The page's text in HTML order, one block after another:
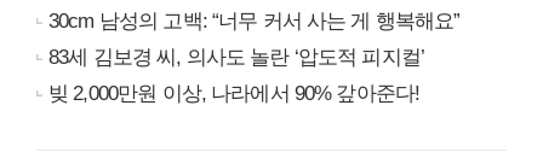
30cm 남성의 고백: “너무 커서 사는 게 행복해요”
83세 김보경 씨, 의사도 놀란 ‘압도적 피지컬’
빚 2,000만원 이상, 나라에서 90% 갚아준다!